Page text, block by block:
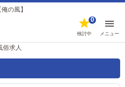
検討中
0
メニュー
俗求人